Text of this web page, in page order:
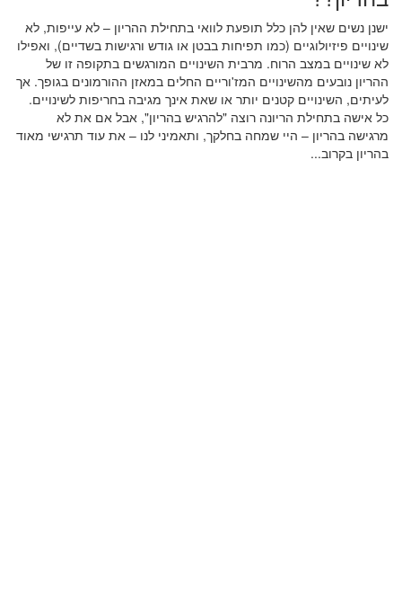
ישנן נשים שאין להן כלל תופעת לוואי בתחילת ההריון – לא עייפות, לא
שינויים פיזיולוגיים (כמו תפיחות בבטן או גודש ורגישות בשדיים), ואפילו
לא שינויים במצב הרוח. מרבית השינויים המורגשים בתקופה זו של
ההריון נובעים מהשינויים המז'וריים החלים במאזן ההורמונים בגופך. אך
לעיתים, השינויים קטנים יותר או שאת אינך מגיבה בחריפות לשינויים.
כל אישה בתחילת הריונה רוצה "להרגיש בהריון", אבל אם את לא
מרגישה בהריון – היי שמחה בחלקך, ותאמיני לנו – את עוד תרגישי מאוד
בהריון בקרוב...